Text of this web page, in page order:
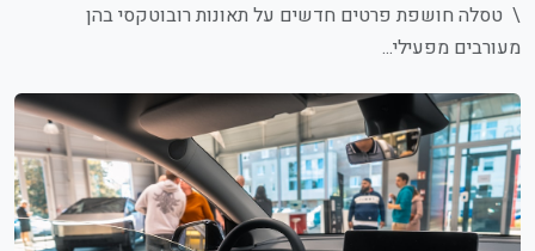
טסלה חושפת פרטים חדשים על תאונות רובוטקסי בהן
מעורבים מפעילי...